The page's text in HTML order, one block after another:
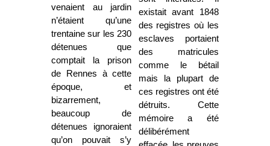
venaient au jardin
n’étaient qu’une
trentaine sur les 230
détenues que
comptait la prison
de Rennes à cette
époque, et
bizarrement,
beaucoup de
détenues ignoraient
qu’on pouvait s’y
existait avant 1848
des registres où les
esclaves portaient
des matricules
comme le bétail
mais la plupart de
ces registres ont été
détruits. Cette
mémoire a été
délibérément